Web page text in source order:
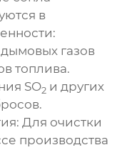
в
газов
топлива.
SO2 и других
Для очистки
производства